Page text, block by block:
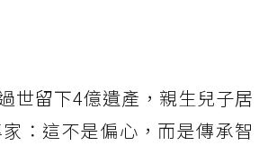
世留下4億遺產，親生兒子居
：這不是偏心，而是傳承智